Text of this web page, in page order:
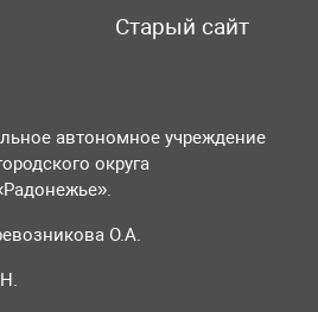
Старый сайт
автономное учреждение
округа
О.А.